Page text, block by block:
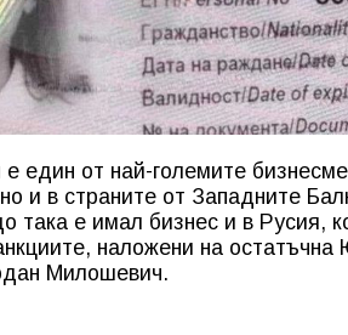
един от най-големите
и в страните от Западните
така е имал бизнес и в Русия,
наложени на остатъчна
Милошевич.